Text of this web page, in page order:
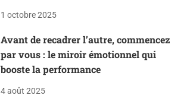
1 octobre 2025
Avant de recadrer l’autre, commencez
par vous : le miroir émotionnel qui
booste la performance
4 août 2025